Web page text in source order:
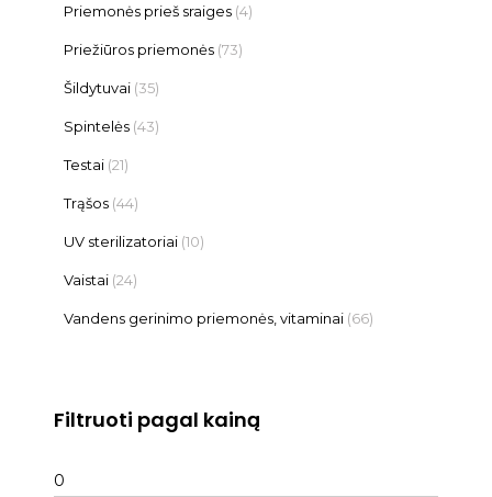
Priemonės prieš sraiges (4)
Priežiūros priemonės (73)
Šildytuvai (35)
Spintelės (43)
Testai (21)
Trąšos (44)
UV sterilizatoriai (10)
Vaistai (24)
Vandens gerinimo priemonės, vitaminai (66)
Filtruoti pagal kainą
Min